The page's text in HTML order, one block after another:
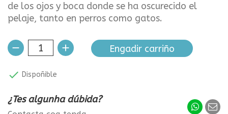
de los ojos y boca donde se ha oscurecido el
pelaje, tanto en perros como gatos.
Engadir carriño
 Dispoñible
¿Tes algunha dúbida?